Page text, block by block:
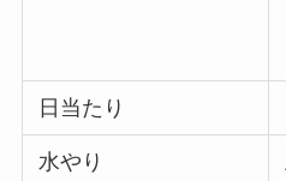
日当たり
水やり